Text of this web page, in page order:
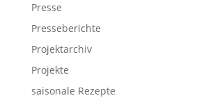
Presse
Presseberichte
Projektarchiv
Projekte
saisonale Rezepte